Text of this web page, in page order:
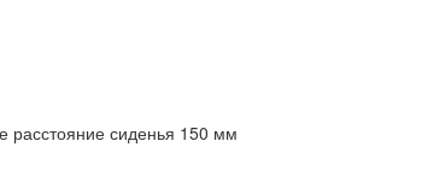
расстояние сиденья 150 мм